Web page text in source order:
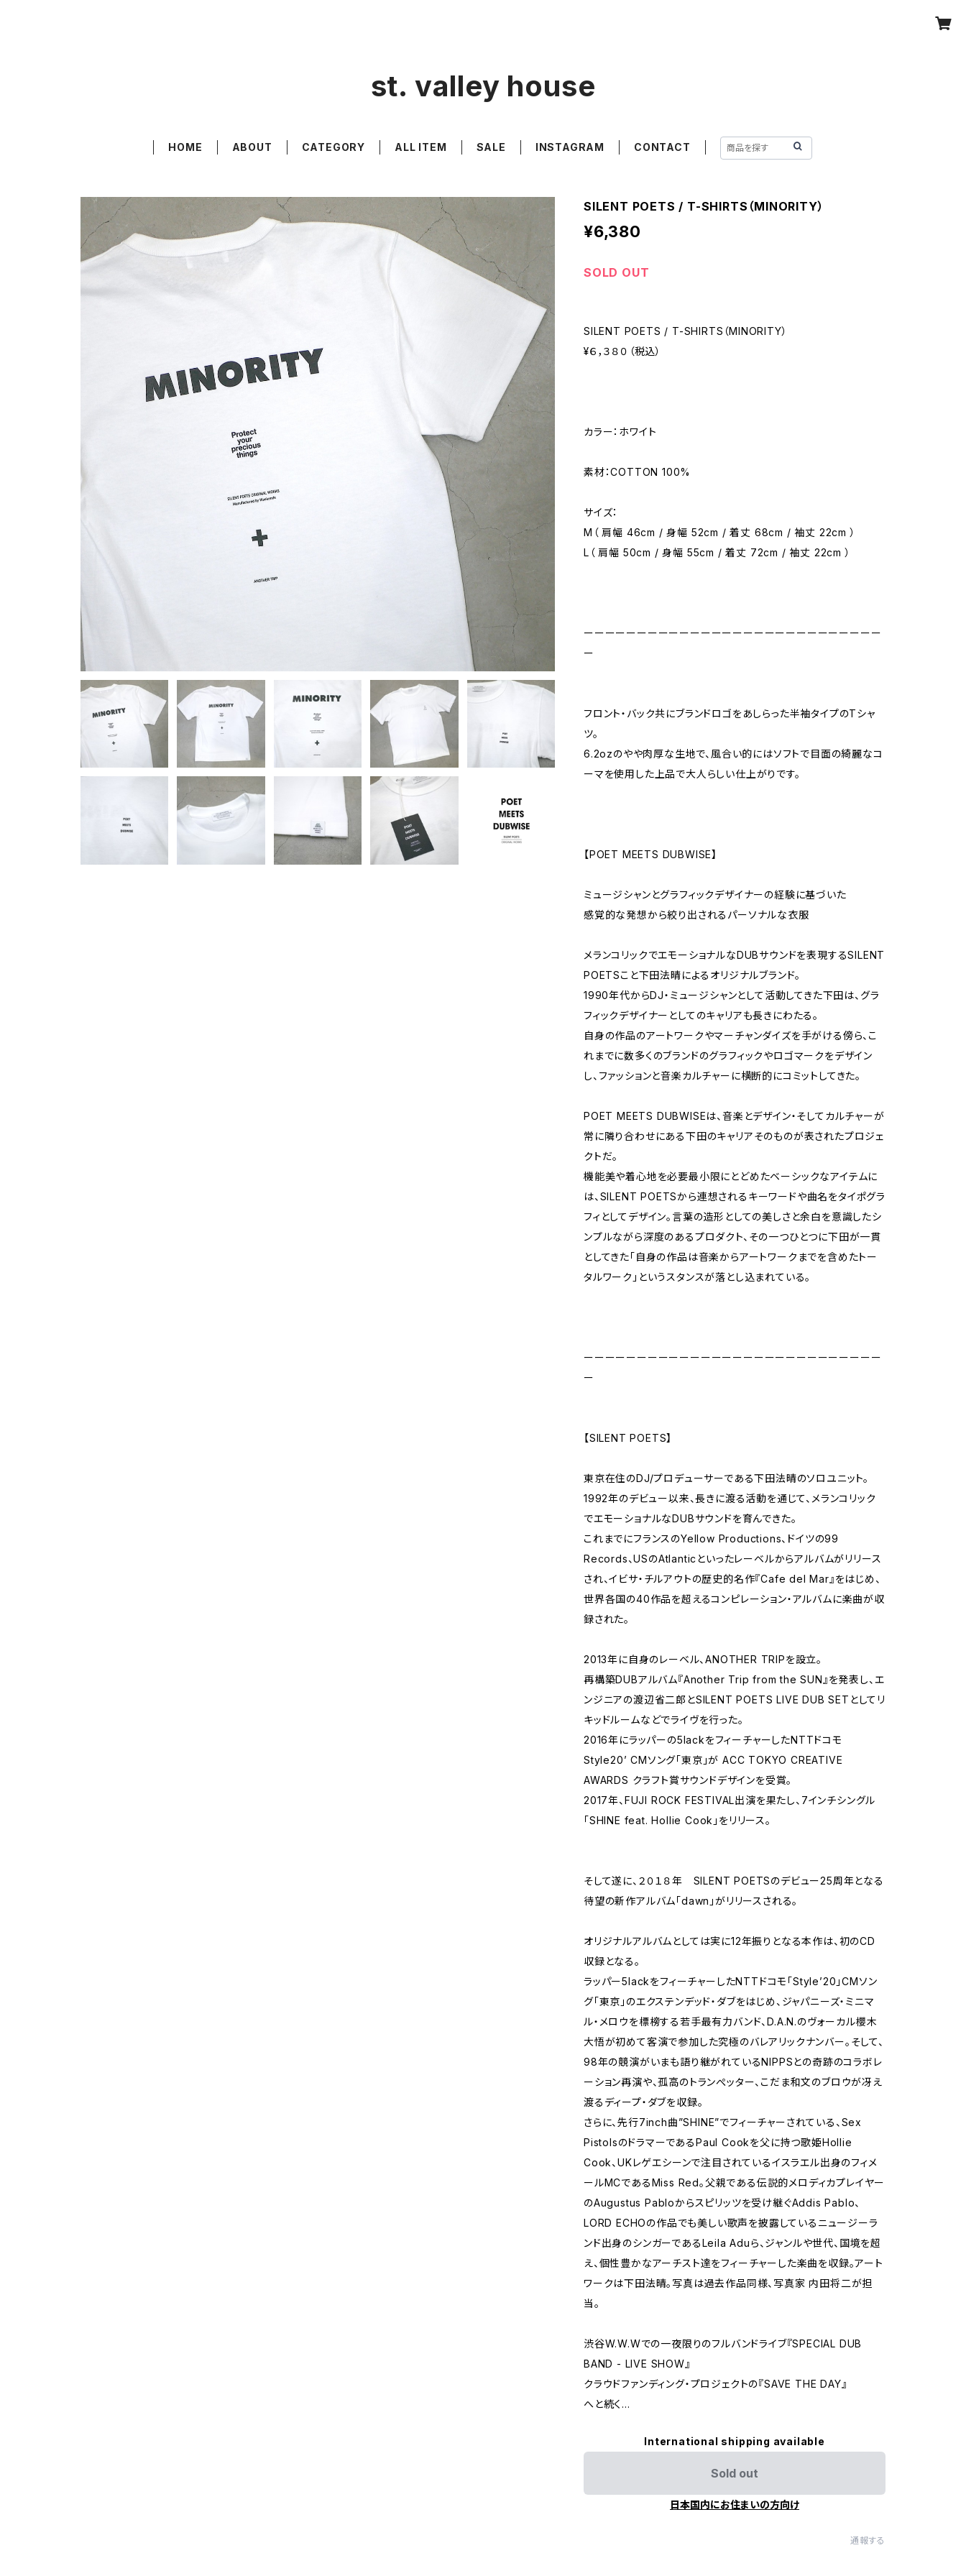
st. valley house
HOME ABOUT CATEGORY ALL ITEM SALE INSTAGRAM CONTACT
SILENT POETS / T-SHIRTS（MINORITY）
¥6,380
SOLD OUT
SILENT POETS / T-SHIRTS（MINORITY）
¥６，３８０（税込）
カラー：ホワイト
素材：COTTON 100%
サイズ：
M（ 肩幅 46cm / 身幅 52cm / 着丈 68cm / 袖丈 22cm ）
L（ 肩幅 50cm / 身幅 55cm / 着丈 72cm / 袖丈 22cm ）
ーーーーーーーーーーーーーーーーーーーーーーーーーーーー
ー
フロント・バック共にブランドロゴをあしらった半袖タイプのTシャ
ツ。
6.2ozのやや肉厚な生地で、風合い的にはソフトで目面の綺麗なコ
ーマを使用した上品で大人らしい仕上がりです。
【POET MEETS DUBWISE】
ミュージシャンとグラフィックデザイナーの経験に基づいた
感覚的な発想から絞り出されるパーソナルな衣服
メランコリックでエモーショナルなDUBサウンドを表現するSILENT
POETSこと下田法晴によるオリジナルブランド。
1990年代からDJ・ミュージシャンとして活動してきた下田は、グラ
フィックデザイナーとしてのキャリアも長きにわたる。
自身の作品のアートワークやマーチャンダイズを手がける傍ら、こ
れまでに数多くのブランドのグラフィックやロゴマークをデザイン
し、ファッションと音楽カルチャーに横断的にコミットしてきた。
POET MEETS DUBWISEは、音楽とデザイン・そしてカルチャーが
常に隣り合わせにある下田のキャリアそのものが表されたプロジェ
クトだ。
機能美や着心地を必要最小限にとどめたベーシックなアイテムに
は、SILENT POETSから連想されるキーワードや曲名をタイポグラ
フィとしてデザイン。言葉の造形としての美しさと余白を意識したシ
ンプルながら深度のあるプロダクト、その一つひとつに下田が一貫
としてきた「自身の作品は音楽からアートワークまでを含めたトー
タルワーク」というスタンスが落とし込まれている。
ーーーーーーーーーーーーーーーーーーーーーーーーーーーー
ー
【SILENT POETS】
東京在住のDJ/プロデューサーである下田法晴のソロユニット。
1992年のデビュー以来、長きに渡る活動を通じて、メランコリック
でエモーショナルなDUBサウンドを育んできた。
これまでにフランスのYellow Productions、ドイツの99
Records、USのAtlanticといったレーベルからアルバムがリリース
され、イビサ・チルアウトの歴史的名作『Cafe del Mar』をはじめ、
世界各国の40作品を超えるコンピレーション・アルバムに楽曲が収
録された。
2013年に自身のレーベル、ANOTHER TRIPを設立。
再構築DUBアルバム『Another Trip from the SUN』を発表し、エ
ンジニアの渡辺省二郎とSILENT POETS LIVE DUB SETとしてリ
キッドルームなどでライヴを行った。
2016年にラッパーの5lackをフィーチャーしたNTTドコモ
Style20’ CMソング「東京」が ACC TOKYO CREATIVE
AWARDS クラフト賞サウンドデザインを受賞。
2017年、FUJI ROCK FESTIVAL出演を果たし、7インチシングル
「SHINE feat. Hollie Cook」をリリース。
そして遂に、２０１８年 SILENT POETSのデビュー25周年となる
待望の新作アルバム「dawn」がリリースされる。
オリジナルアルバムとしては実に12年振りとなる本作は、初のCD
収録となる。
ラッパー5lackをフィーチャーしたNTTドコモ「Style’20」CMソン
グ「東京」のエクステンデッド・ダブをはじめ、ジャパニーズ・ミニマ
ル・メロウを標榜する若手最有力バンド、D.A.N.のヴォーカル櫻木
大悟が初めて客演で参加した究極のバレアリックナンバー。そして、
98年の競演がいまも語り継がれているNIPPSとの奇跡のコラボレ
ーション再演や、孤高のトランぺッター、こだま和文のブロウが冴え
渡るディープ・ダブを収録。
さらに、先行7inch曲”SHINE”でフィーチャーされている、Sex
PistolsのドラマーであるPaul Cookを父に持つ歌姫Hollie
Cook、UKレゲエシーンで注目されているイスラエル出身のフィメ
ールMCであるMiss Red。父親である伝説的メロディカプレイヤー
のAugustus Pabloからスピリッツを受け継ぐAddis Pablo、
LORD ECHOの作品でも美しい歌声を披露しているニュージーラ
ンド出身のシンガーであるLeila Aduら、ジャンルや世代、国境を超
え、個性豊かなアーチスト達をフィーチャーした楽曲を収録。アート
ワークは下田法晴。写真は過去作品同様、写真家 内田将二が担
当。
渋谷W.W.Wでの一夜限りのフルバンドライブ『SPECIAL DUB
BAND - LIVE SHOW』
クラウドファンディング・プロジェクトの『SAVE THE DAY』
へと続く…
International shipping available
Sold out
日本国内にお住まいの方向け
通報する